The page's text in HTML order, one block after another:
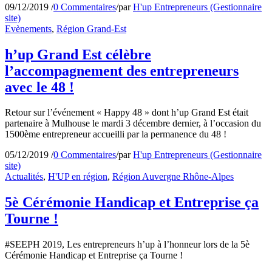
09/12/2019 /0 Commentaires/parH'up Entrepreneurs (Gestionnaire
site)
Evènements, Région Grand-Est
h’up Grand Est célèbre
l’accompagnement des entrepreneurs
avec le 48 !
Retour sur l’événement « Happy 48 » dont h’up Grand Est était
partenaire à Mulhouse le mardi 3 décembre dernier, à l’occasion du
1500ème entrepreneur accueilli par la permanence du 48 !
05/12/2019 /0 Commentaires/parH'up Entrepreneurs (Gestionnaire
site)
Actualités, H'UP en région, Région Auvergne Rhône-Alpes
5è Cérémonie Handicap et Entreprise ça
Tourne !
#SEEPH 2019, Les entrepreneurs h’up à l’honneur lors de la 5è
Cérémonie Handicap et Entreprise ça Tourne !